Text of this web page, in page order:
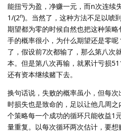
能扭亏为盈，净赚一元，而n次连续
1/(2n)。当然了，这种方法不足以唬
期望都为零的时候自然也把这种策
手的概率很小，为什么期望还是零
了，假设前7次都输了，那么第八次
本。但是第八次再输，就累计亏损
还有资本继续赌下去。
换句话说，失败的概率虽小，但每
时损失也是致命的，足以让他几周
个策略每一个成功的循环只能收益1
量重复。以每次循环两次估计，要